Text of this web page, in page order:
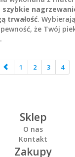
szybkie
trwałość.
że Twój
1 2 3 4
Sklep
O nas
Kontakt
Zakupy